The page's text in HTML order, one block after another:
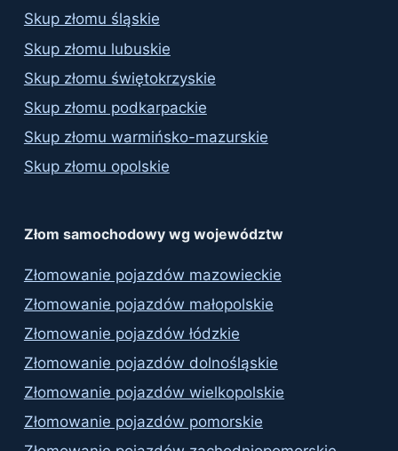
Skup złomu śląskie
Skup złomu lubuskie
Skup złomu świętokrzyskie
Skup złomu podkarpackie
Skup złomu warmińsko-mazurskie
Skup złomu opolskie
Złom samochodowy wg województw
Złomowanie pojazdów mazowieckie
Złomowanie pojazdów małopolskie
Złomowanie pojazdów łódzkie
Złomowanie pojazdów dolnośląskie
Złomowanie pojazdów wielkopolskie
Złomowanie pojazdów pomorskie